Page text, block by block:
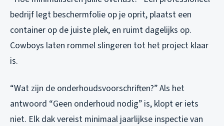
bedrijf legt beschermfolie op je oprit, plaatst een
container op de juiste plek, en ruimt dagelijks op.
Cowboys laten rommel slingeren tot het project klaar
is.
“Wat zijn de onderhoudsvoorschriften?” Als het
antwoord “Geen onderhoud nodig” is, klopt er iets
niet. Elk dak vereist minimaal jaarlijkse inspectie van